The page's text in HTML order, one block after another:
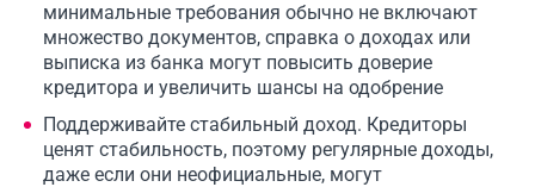
минимальные требования обычно не включают
множество документов, справка о доходах или
выписка из банка могут повысить доверие
кредитора и увеличить шансы на одобрение
Поддерживайте стабильный доход. Кредиторы
ценят стабильность, поэтому регулярные доходы,
даже если они неофициальные, могут